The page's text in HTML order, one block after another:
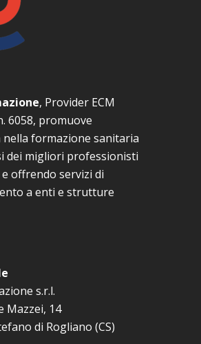
, Provider ECM
6058, promuove
nella formazione sanitaria
dei migliori professionisti
offrendo servizi di
a enti e strutture
s.r.l.
Mazzei, 14
di Rogliano (CS)